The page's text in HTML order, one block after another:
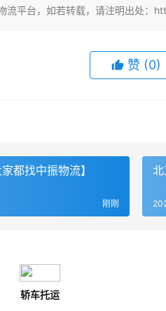
流平台，如若转载，请注明出处
赞 (0)
都找中振物流】
刚刚
轿车托运